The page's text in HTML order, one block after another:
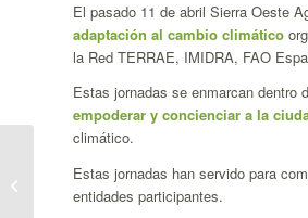
El pasado 11 de abril Sierra Oeste
adaptación al cambio climático
la Red TERRAE, IMIDRA, FAO
Estas jornadas se enmarcan dentro
empoderar y concienciar a la
climático.
Estas jornadas han servido para
entidades participantes.
Plataforma Sierra Oeste
Agroecológica